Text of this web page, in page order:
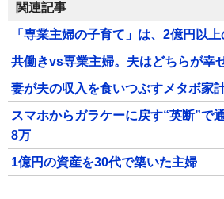
関連記事
「専業主婦の子育て」は、2億円以上
共働きvs専業主婦。夫はどちらが幸
妻が夫の収入を食いつぶすメタボ家
スマホからガラケーに戻す“英断”で
8万
1億円の資産を30代で築いた主婦